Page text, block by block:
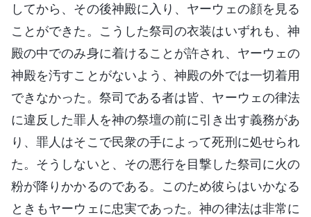
してから、その後神殿に入り、ヤーウェの顔を見る
ことができた。こうした祭司の衣装はいずれも、神
殿の中でのみ身に着けることが許され、ヤーウェの
神殿を汚すことがないよう、神殿の外では一切着用
できなかった。祭司である者は皆、ヤーウェの律法
に違反した罪人を神の祭壇の前に引き出す義務があ
り、罪人はそこで民衆の手によって死刑に処せられ
た。そうしないと、その悪行を目撃した祭司に火の
粉が降りかかるのである。このため彼らはいかなる
ときもヤーウェに忠実であった。神の律法は非常に